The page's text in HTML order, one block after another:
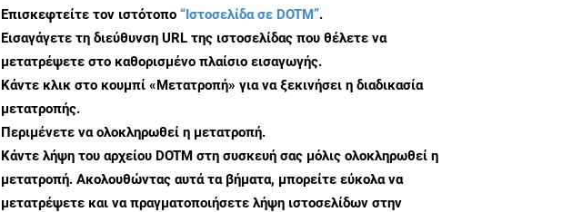
Επισκεφτείτε τον ιστότοπο “Ιστοσελίδα σε DOTM”.
Εισαγάγετε τη διεύθυνση URL της ιστοσελίδας που θέλετε να
μετατρέψετε στο καθορισμένο πλαίσιο εισαγωγής.
Κάντε κλικ στο κουμπί «Μετατροπή» για να ξεκινήσει η διαδικασία
μετατροπής.
Περιμένετε να ολοκληρωθεί η μετατροπή.
Κάντε λήψη του αρχείου DOTM στη συσκευή σας μόλις ολοκληρωθεί η
μετατροπή. Ακολουθώντας αυτά τα βήματα, μπορείτε εύκολα να
μετατρέψετε και να πραγματοποιήσετε λήψη ιστοσελίδων στην